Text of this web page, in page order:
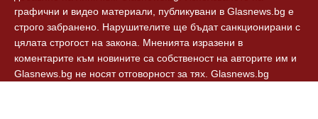
графични и видео материали, публикувани в Glasnews.bg е
строго забранено. Нарушителите ще бъдат санкционирани с
цялата строгост на закона. Мненията изразени в
коментарите към новините са собственост на авторите им и
Glasnews.bg не носят отговорност за тях. Glasnews.bg